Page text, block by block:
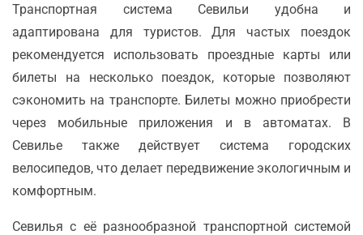
Транспортная система Севильи удобна и
адаптирована для туристов. Для частых поездок
рекомендуется использовать проездные карты или
билеты на несколько поездок, которые позволяют
сэкономить на транспорте. Билеты можно приобрести
через мобильные приложения и в автоматах. В
Севилье также действует система городских
велосипедов, что делает передвижение экологичным и
комфортным.
Севилья с её разнообразной транспортной системой